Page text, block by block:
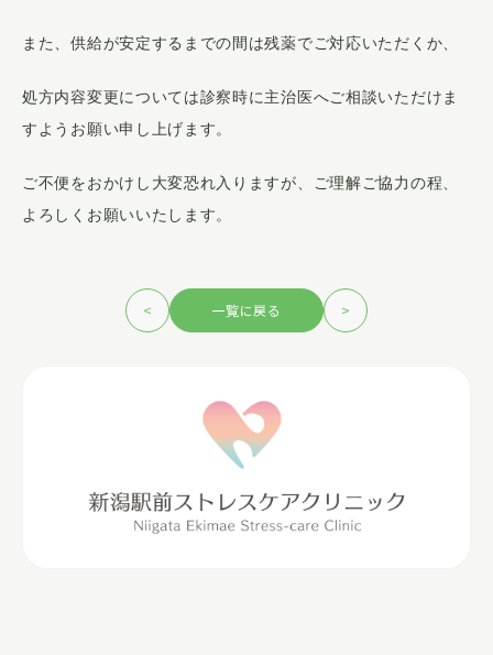
また、供給が安定するまでの間は残薬でご対応いただくか、
処方内容変更については診察時に主治医へご相談いただけま
すようお願い申し上げます。
ご不便をおかけし大変恐れ入りますが、ご理解ご協力の程、
よろしくお願いいたします。
< 一覧に戻る >